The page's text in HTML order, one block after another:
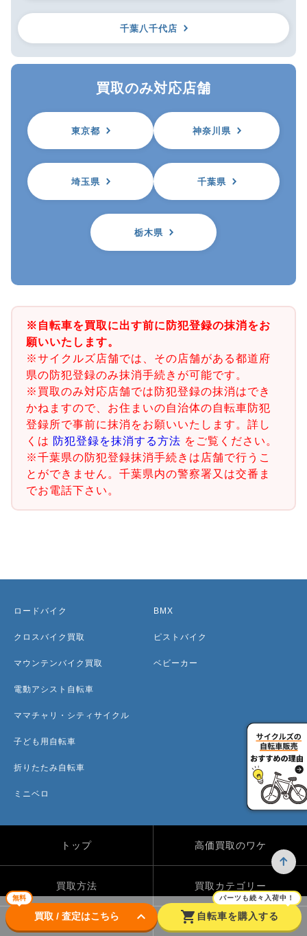
千葉八千代店
買取のみ対応店舗
東京都 神奈川県
埼玉県 千葉県
栃木県
※自転車を買取に出す前に防犯登録の抹消をお
願いいたします。
※サイクルズ店舗では、その店舗がある都道府
県の防犯登録のみ抹消手続きが可能です。
※買取のみ対応店舗では防犯登録の抹消はでき
かねますので、お住まいの自治体の自転車防犯
登録所で事前に抹消をお願いいたします。詳し
くは 防犯登録を抹消する方法 をご覧ください。
※千葉県の防犯登録抹消手続きは店舗で行うこ
とができません。千葉県内の警察署又は交番ま
でお電話下さい。
無料
買取 / 査定はこちら keyboard_arrow_down shopping_cart
パーツも続々入荷中！
自転車を購入する
ロードバイク
クロスバイク買取
マウンテンバイク買取
電動アシスト自転車
ママチャリ・シティサイクル
子ども用自転車
折りたたみ自転車
ミニベロ
BMX
ピストバイク
ベビーカー
トップ 高価買取のワケ
買取方法 買取カテゴリー